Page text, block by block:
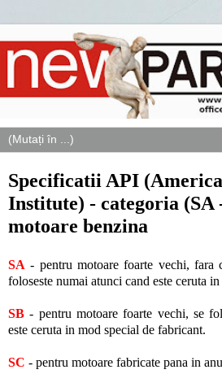
Specificatii API
Institute) - categoria (SA
motoare benzina
SA - pentru motoare foarte vechi, fara
foloseste numai atunci cand este ceruta
SB - pentru motoare foarte vechi, se
este ceruta in mod special de fabricant.
SC - pentru motoare fabricate pana in